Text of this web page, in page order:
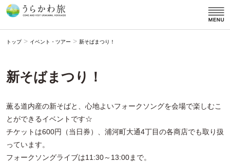
トップ> イベント・ツアー > 新そばまつり！
新そばまつり！
薫る道内産の新そばと、心地よいフォークソングを会場で楽しむこ
とができるイベントです☆
チケットは600円（当日券）、浦河町大通4丁目の各商店でも取り扱
っています。
フォークソングライブは11:30～13:00まで。